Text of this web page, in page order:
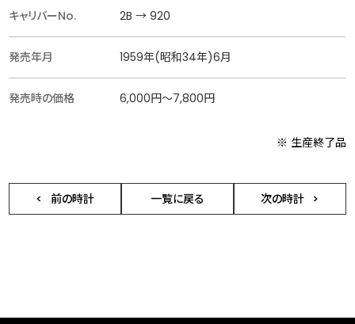
キャリバーNo. 2B → 920
発売年月 1959年(昭和34年)6月
発売時の価格 6,000円〜7,800円
※ 生産終了品
前の時計 一覧に戻る 次の時計